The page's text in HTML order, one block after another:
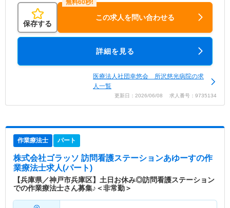
保存する
この求人を問い合わせる
詳細を見る
医療法人社団幸悠会 所沢慈光病院の求
人一覧
更新日：2026/06/08 求人番号：9735134
作業療法士 パート
株式会社ゴラッソ 訪問看護ステーションあゆーすの作
業療法士求人(パート)
【兵庫県／神戸市兵庫区】土日お休み◎訪問看護ステーション
での作業療法士さん募集♪＜非常勤＞